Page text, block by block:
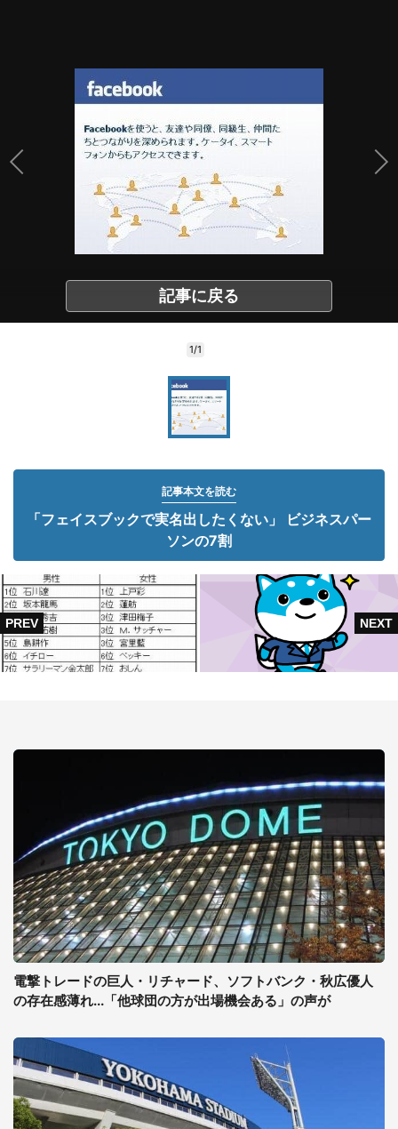
記事に戻る
1/1
記事本文を読む
「フェイスブックで実名出したくない」 ビジネスパー
ソンの7割
電撃トレードの巨人・リチャード、ソフトバンク・秋広優人
の存在感薄れ...「他球団の方が出場機会ある」の声が